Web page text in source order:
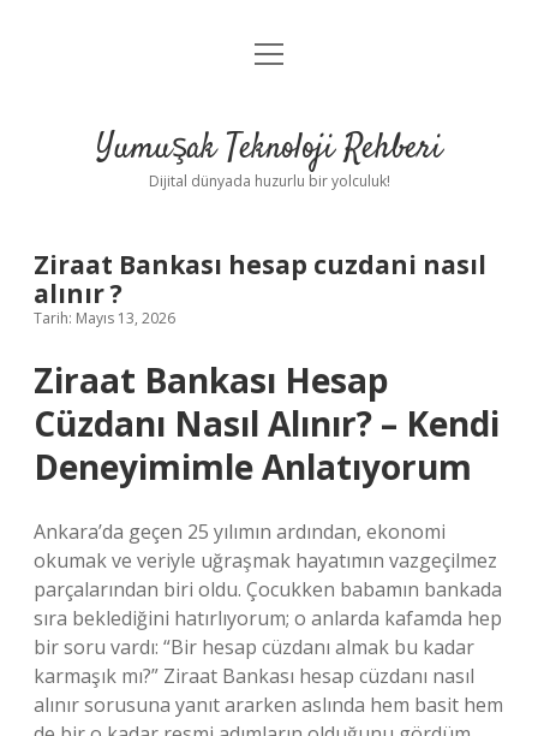
Anasayfa
Yasal Uyarı
menüyü
Yumuşak Teknoloji Rehberi
Dijital dünyada huzurlu bir yolculuk!
Ziraat Bankası hesap cuzdani nasıl
alınır ?
Tarih: Mayıs 13, 2026
Ziraat Bankası Hesap
Cüzdanı Nasıl Alınır? – Kendi
Deneyimimle Anlatıyorum
Ankara’da geçen 25 yılımın ardından, ekonomi
okumak ve veriyle uğraşmak hayatımın vazgeçilmez
parçalarından biri oldu. Çocukken babamın bankada
sıra beklediğini hatırlıyorum; o anlarda kafamda hep
bir soru vardı: “Bir hesap cüzdanı almak bu kadar
karmaşık mı?” Ziraat Bankası hesap cüzdanı nasıl
alınır sorusuna yanıt ararken aslında hem basit hem